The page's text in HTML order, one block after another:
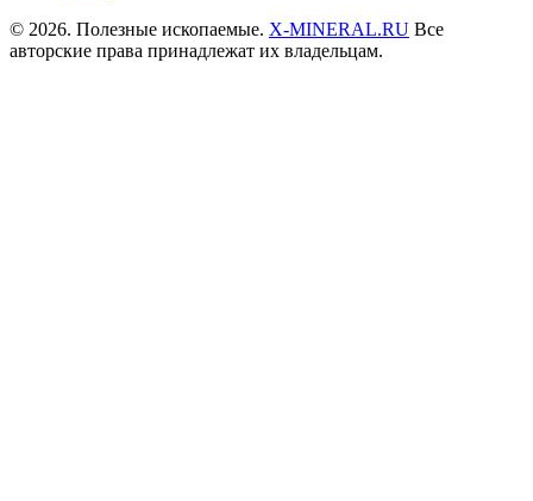
© 2026. Полезные ископаемые. X-MINERAL.RU Все
авторские права принадлежат их владельцам.